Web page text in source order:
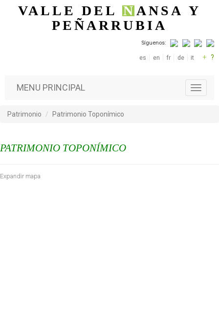
Pasar al contenido principal
VALLE DELNANSA Y
PEÑARRUBIA
Síguenos:
es en fr de it + ?
T
o
MENU PRINCIPAL
Patrimonio Patrimonio Toponímico
PATRIMONIO TOPONÍMICO
Expandir mapa